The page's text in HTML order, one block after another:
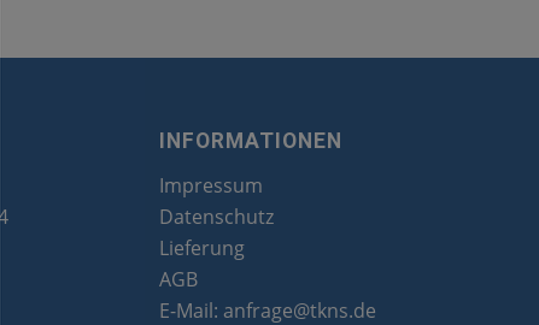
INFORMATIONEN
Impressum
Datenschutz
Lieferung
AGB
E-Mail: anfrage@tkns.de